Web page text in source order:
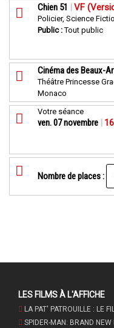
Chien 51 VF
Policier, Science
Public :Tout public
Cinéma des Beaux-
Théâtre Princesse
Monaco
Votre séance
ven. 07 novembre
Nombre de places :
LES FILMS À L'AFFICHE
LA PAT' PATROUILLE : LE
SPIDER-MAN: BRAND NEW